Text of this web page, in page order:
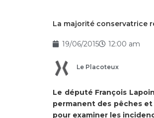
La majorité conservatrice
19/06/2015 12:00 am
Le Placoteux
Le député François
permanent des pêches
pour examiner les